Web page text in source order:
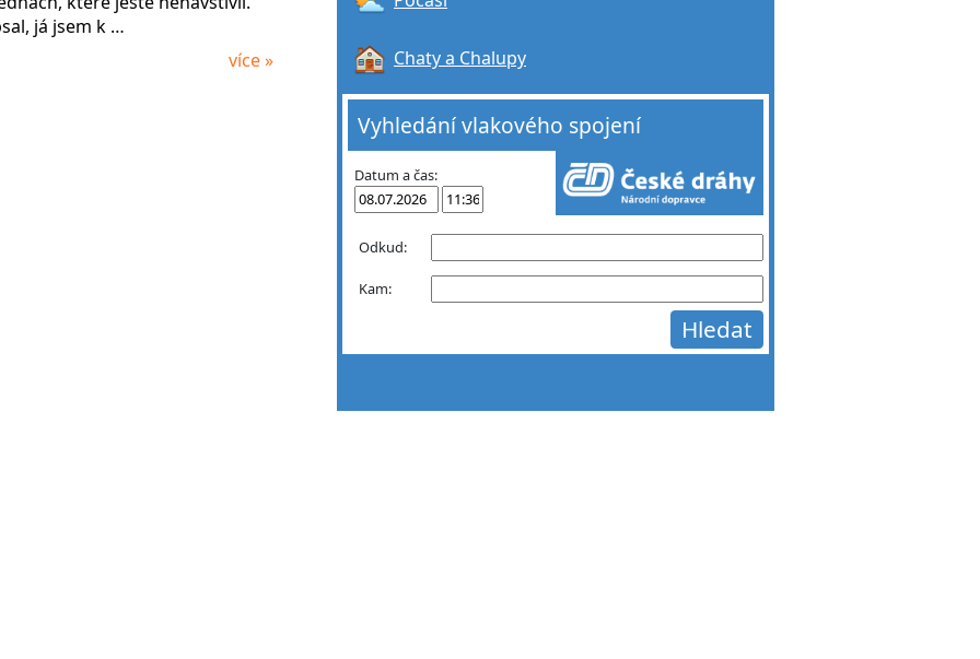
já jsem k …
více »
Chaty a Chalupy
Vyhledání vlakového spojení
Datum a čas:
Odkud:
Kam: